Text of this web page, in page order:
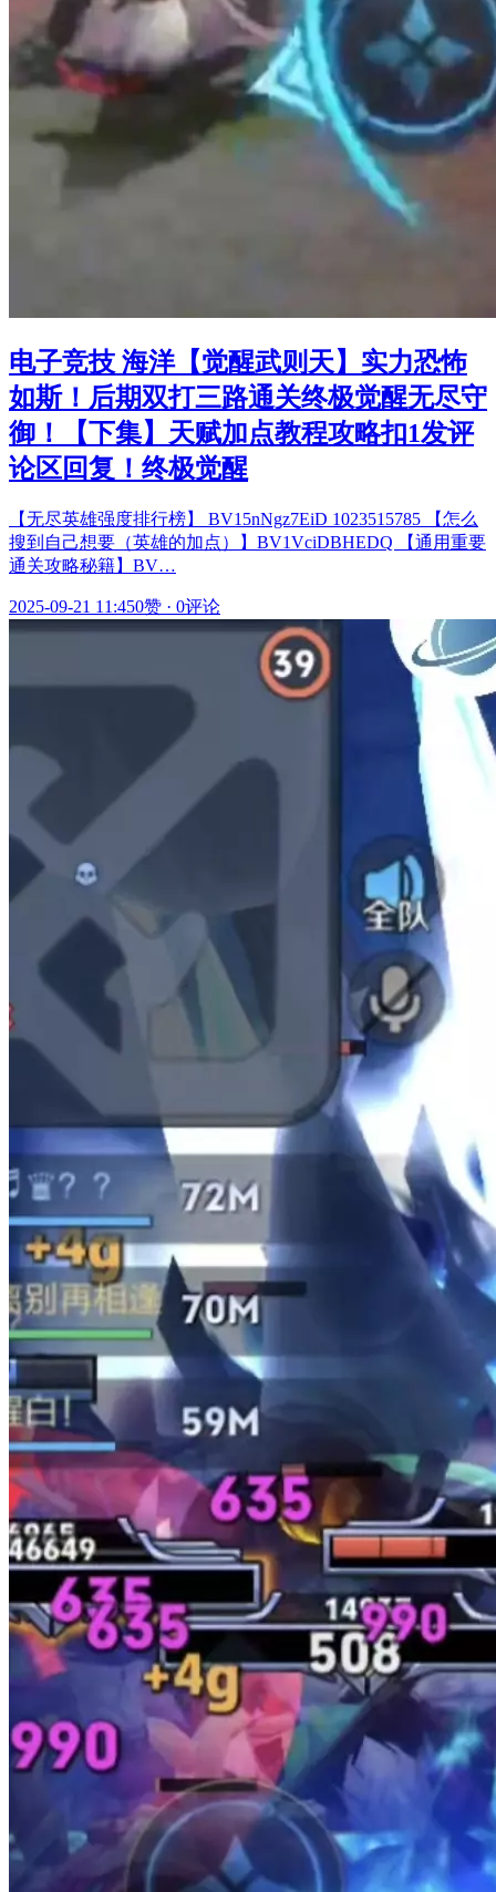
电子竞技 海洋【觉醒武则天】实力恐怖
如斯！后期双打三路通关终极觉醒无尽守
御！【下集】天赋加点教程攻略扣1发评
论区回复！终极觉醒
【无尽英雄强度排行榜】 BV15nNgz7EiD 1023515785 【怎么
搜到自己想要（英雄的加点）】BV1VciDBHEDQ 【通用重要
通关攻略秘籍】BV…
2025-09-21 11:450赞 · 0评论